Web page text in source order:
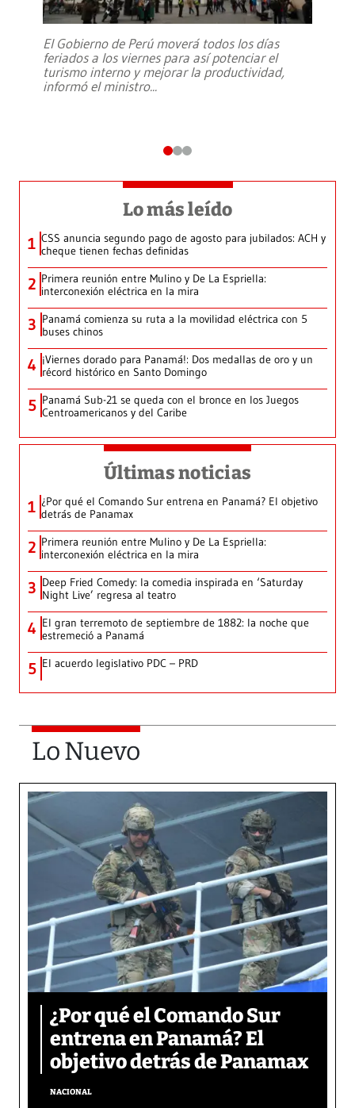
El Gobierno de Perú moverá todos los días
feriados a los viernes para así potenciar el
turismo interno y mejorar la productividad,
informó el ministro...
Lo más leído
1 CSS anuncia segundo pago de agosto para jubilados: ACH y
cheque tienen fechas definidas
2 Primera reunión entre Mulino y De La Espriella:
interconexión eléctrica en la mira
3 Panamá comienza su ruta a la movilidad eléctrica con 5
buses chinos
4 ¡Viernes dorado para Panamá!: Dos medallas de oro y un
récord histórico en Santo Domingo
5 Panamá Sub-21 se queda con el bronce en los Juegos
Centroamericanos y del Caribe
Últimas noticias
1 ¿Por qué el Comando Sur entrena en Panamá? El objetivo
detrás de Panamax
2 Primera reunión entre Mulino y De La Espriella:
interconexión eléctrica en la mira
3 Deep Fried Comedy: la comedia inspirada en ‘Saturday
Night Live’ regresa al teatro
4 El gran terremoto de septiembre de 1882: la noche que
estremeció a Panamá
5 El acuerdo legislativo PDC – PRD
Lo Nuevo
¿Por qué el Comando Sur
entrena en Panamá? El
objetivo detrás de Panamax
NACIONAL